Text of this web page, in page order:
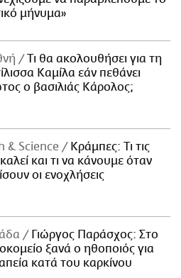
μήνυμα»
Τι θα ακολουθήσει για τη
Καμίλα εάν πεθάνει
ο βασιλιάς Κάρολος;
& Science
Κράμπες: Τι τις
και τι να κάνουμε όταν
οι ενοχλήσεις
Γιώργος Παράσχος: Στο
ξανά ο ηθοποιός για
κατά του καρκίνου